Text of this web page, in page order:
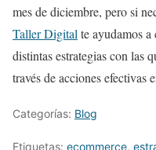
mes de diciembre, pero si
Taller Digital te ayudamos
distintas estrategias con las
través de acciones efectivas
Categorías: Blog
Etiquetas: ecommerce,